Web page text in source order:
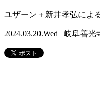
ユザーン＋新井孝弘によ
2024.03.20.Wed | 岐阜善